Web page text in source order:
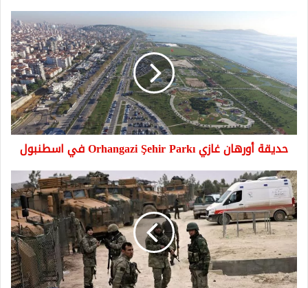
أورهان
غازي
Orhangazi
Şehir
Parkı
في
اسطنبول
حديقة أورهان غازي Orhangazi Şehir Parkı في اسطنبول
هل
بدأت
تركيا
بعملية
عسكرية
شرق
مدينة
إدلب؟